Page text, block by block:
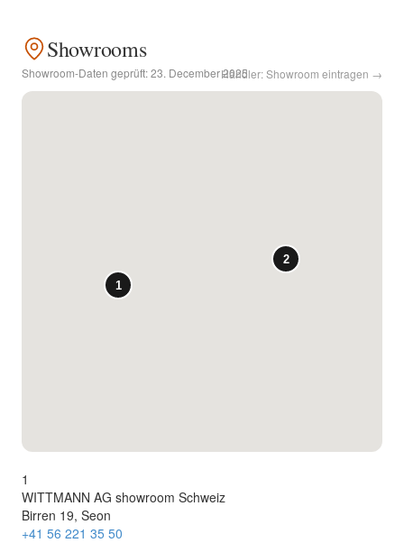
Facebook
Showrooms
Showroom-Daten geprüft:23. December 2025Händler: Showroom eintragen →
1
WITTMANN AG showroom Schweiz
Birren 19, Seon
+41 56 221 35 50